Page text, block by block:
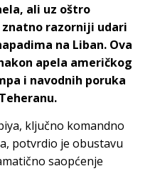
ali uz oštro
razorniji udari
na Liban. Ova
apela američkog
i navodnih poruka
ključno komandno
potvrdio je obustavu
saopćenje